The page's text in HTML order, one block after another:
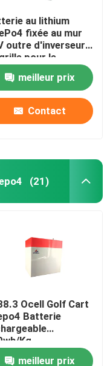
au lithium
fixée au mur
outre d'inverseur
pour le
d'alimentation
à la maison
meilleur prix
Contact
(21)
Ocell Golf Cart
Batterie
Kg
meilleur prix